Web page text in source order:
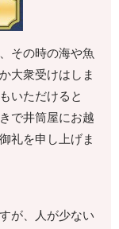
その時の海や魚
大衆受けはしま
いただけると
で井筒屋にお越
礼を申し上げま
が、人が少ない